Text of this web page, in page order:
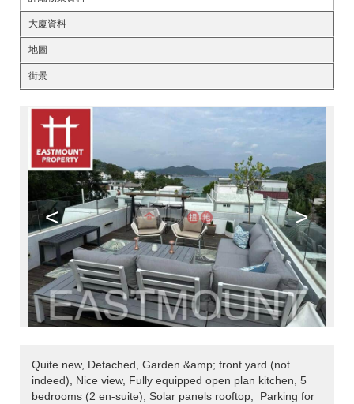
大廈資料
地圖
街景
< >
Quite new, Detached, Garden &amp; front yard (not
indeed), Nice view, Fully equipped open plan kitchen, 5
bedrooms (2 en-suite), Solar panels rooftop, Parking for